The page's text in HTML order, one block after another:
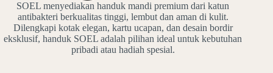
SOEL menyediakan handuk mandi premium dari katun
antibakteri berkualitas tinggi, lembut dan aman di kulit.
Dilengkapi kotak elegan, kartu ucapan, dan desain bordir
eksklusif, handuk SOEL adalah pilihan ideal untuk kebutuhan
pribadi atau hadiah spesial.